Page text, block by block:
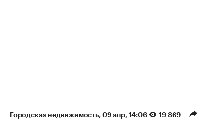
Городская недвижимость 09 апр, 14:06 19 869